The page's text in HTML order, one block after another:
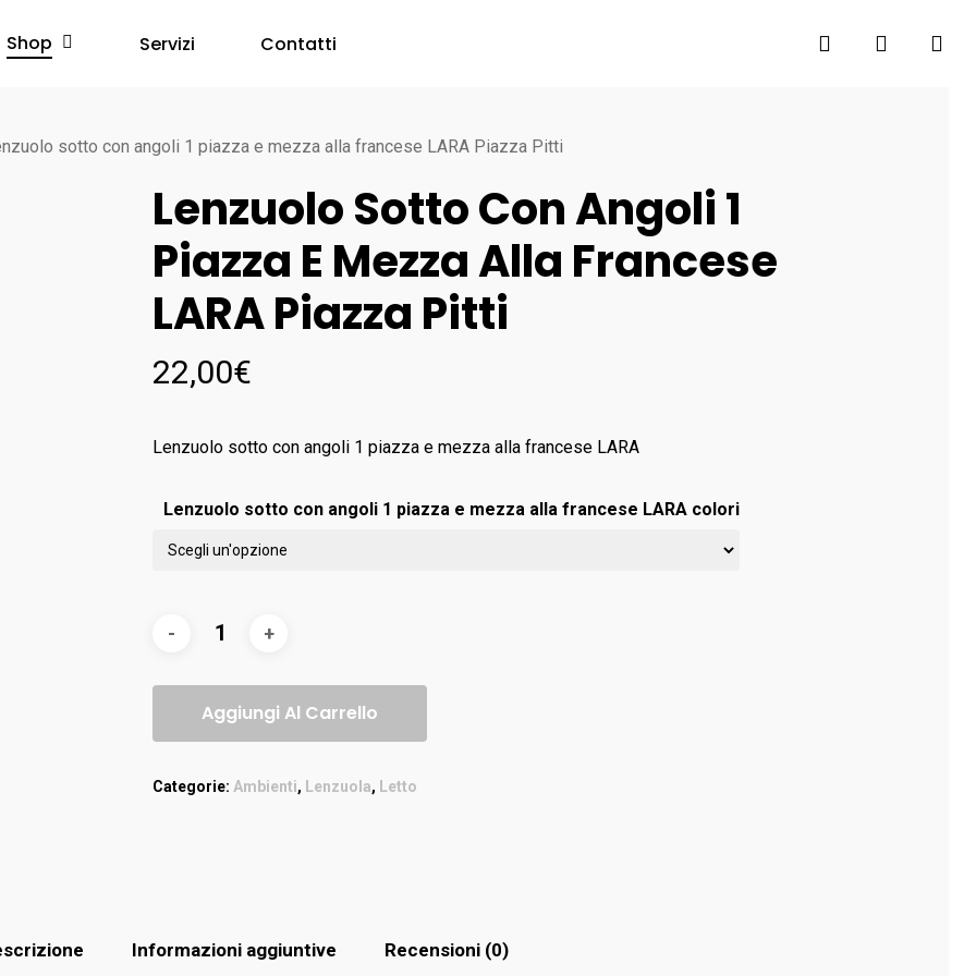
Shop Servizi Contatti search account
sotto con angoli 1 piazza e mezza alla francese LARA Piazza Pitti
Lenzuolo Sotto Con Angoli 1
Piazza E Mezza Alla Francese
LARA Piazza Pitti
22,00€
Lenzuolo sotto con angoli 1 piazza e mezza alla francese LARA
Lenzuolo sotto con angoli 1 piazza e mezza alla francese LARA colori
Aggiungi Al Carrello
Categorie: Ambienti, Lenzuola, Letto
Informazioni aggiuntive Recensioni (0)